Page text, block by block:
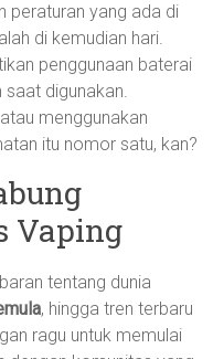
peraturan yang ada di
di kemudian hari.
penggunaan baterai
digunakan.
menggunakan
itu nomor satu, kan?
Vaping
tentang dunia
, hingga tren terbaru
ragu untuk memulai